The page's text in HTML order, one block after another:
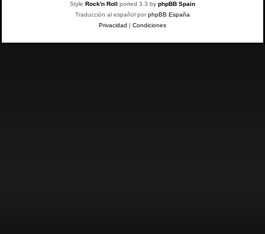
Style Rock'n Roll ported 3.3 by phpBB Spain
Traducción al español porphpBB España
Privacidad | Condiciones